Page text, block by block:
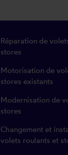
Réparation de
stores
Motorisation de
stores existants
Modernisation de
stores
Changement et
volets roulants et